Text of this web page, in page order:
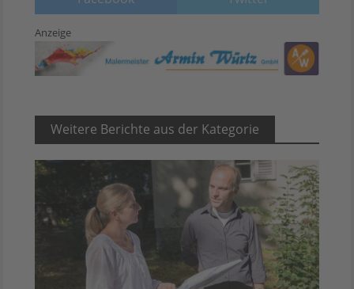
Anzeige
Weitere Berichte aus der Kategorie